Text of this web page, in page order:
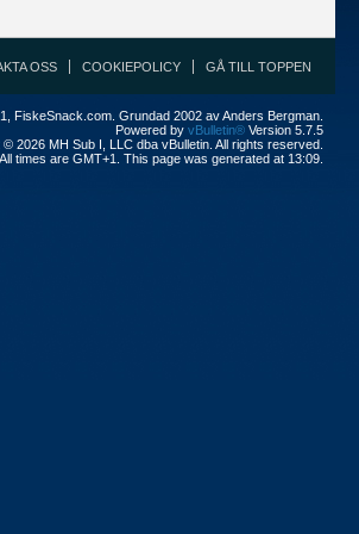
OSS COOKIEPOLICY GÅ TILL TOPPEN
FiskeSnack.com. Grundad 2002 av Anders Bergman.
Powered by vBulletin® Version 5.7.5
2026 MH Sub I, LLC dba vBulletin. All rights reserved.
All times are GMT+1. This page was generated at 13:09.